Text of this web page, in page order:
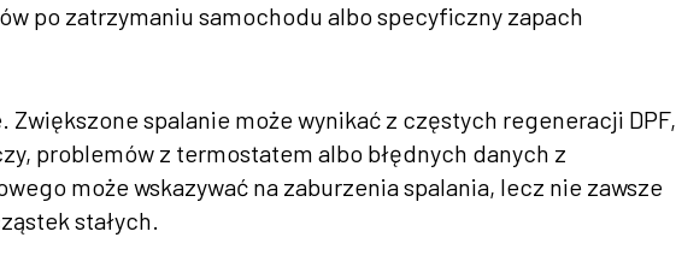
po zatrzymaniu samochodu albo specyficzny zapach
spalanie może wynikać z częstych regeneracji DPF,
problemów z termostatem albo błędnych danych z
może wskazywać na zaburzenia spalania, lecz nie zawsze
stałych.